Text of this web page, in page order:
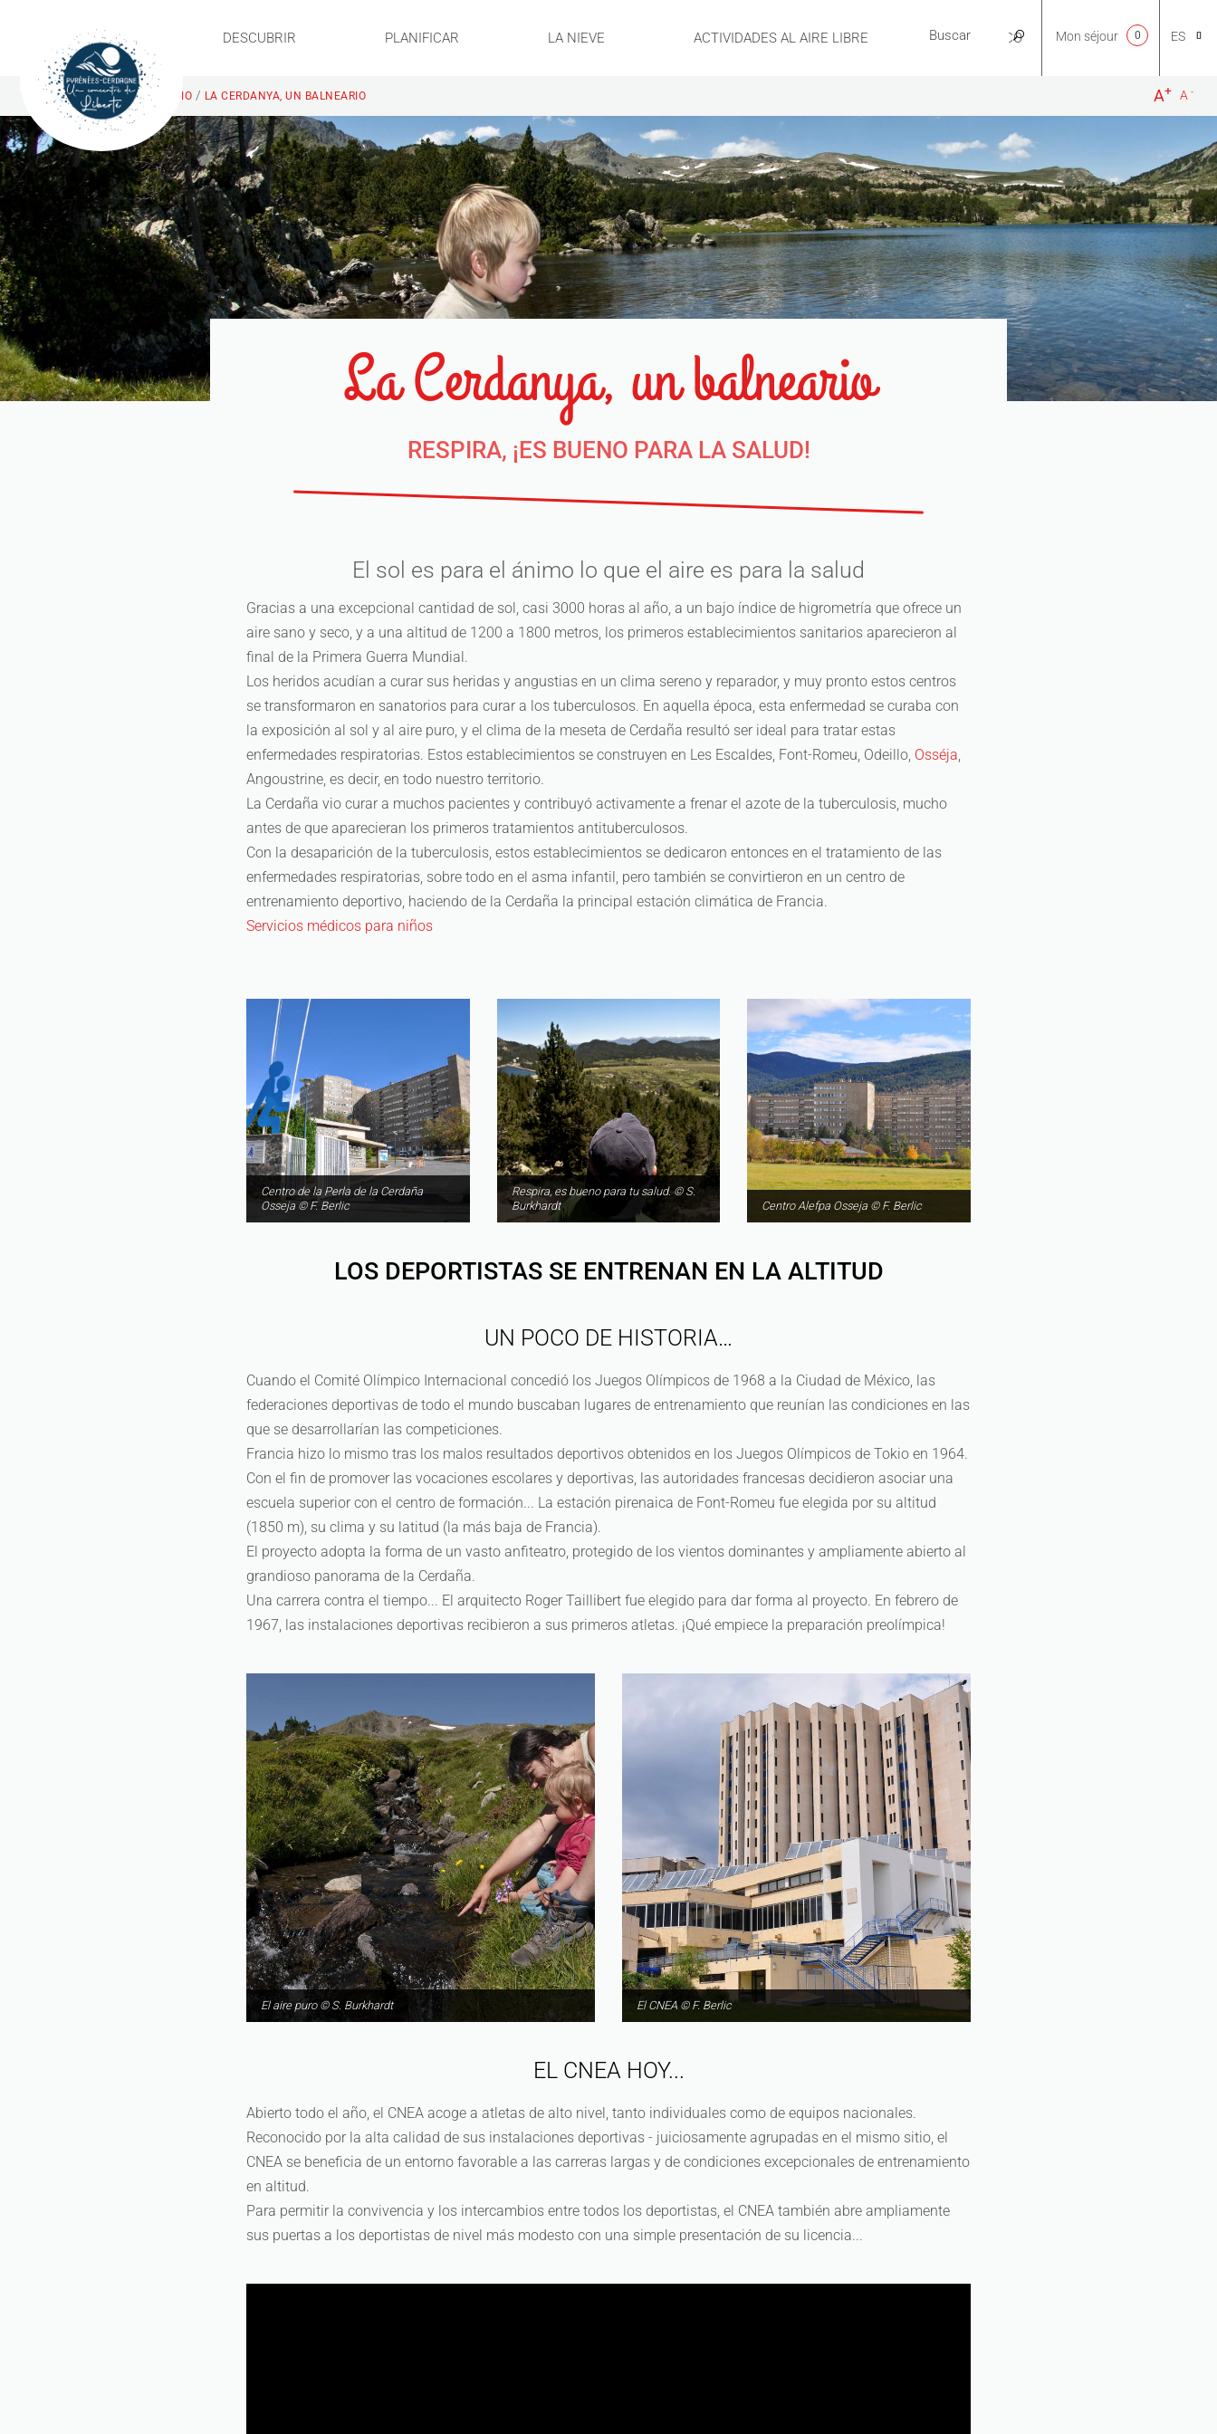
DESCUBRIR PLANIFICAR LA NIEVE ACTIVIDADES AL AIRE LIBRE PRÁCTICO
NL
EN
FR
ES
Mon séjour 0
-
A
+
A
INICIO / LA CERDANYA, UN BALNEARIO
La Cerdanya, un balneario
RESPIRA, ¡ES BUENO PARA LA SALUD!
El sol es para el ánimo lo que el aire es para la salud
Gracias a una excepcional cantidad de sol, casi 3000 horas al año, a un bajo índice de higrometría que ofrece un
aire sano y seco, y a una altitud de 1200 a 1800 metros, los primeros establecimientos sanitarios aparecieron al
final de la Primera Guerra Mundial.
Los heridos acudían a curar sus heridas y angustias en un clima sereno y reparador, y muy pronto estos centros
se transformaron en sanatorios para curar a los tuberculosos. En aquella época, esta enfermedad se curaba con
la exposición al sol y al aire puro, y el clima de la meseta de Cerdaña resultó ser ideal para tratar estas
enfermedades respiratorias. Estos establecimientos se construyen en Les Escaldes, Font-Romeu, Odeillo, Osséja,
Angoustrine, es decir, en todo nuestro territorio.
La Cerdaña vio curar a muchos pacientes y contribuyó activamente a frenar el azote de la tuberculosis, mucho
antes de que aparecieran los primeros tratamientos antituberculosos.
Con la desaparición de la tuberculosis, estos establecimientos se dedicaron entonces en el tratamiento de las
enfermedades respiratorias, sobre todo en el asma infantil, pero también se convirtieron en un centro de
entrenamiento deportivo, haciendo de la Cerdaña la principal estación climática de Francia.
Servicios médicos para niños
Centro de la Perla de la Cerdaña
Osseja © F. Berlic
Respira, es bueno para tu salud. © S.
Burkhardt
Centro Alefpa Osseja © F. Berlic
LOS DEPORTISTAS SE ENTRENAN EN LA ALTITUD
UN POCO DE HISTORIA…
Cuando el Comité Olímpico Internacional concedió los Juegos Olímpicos de 1968 a la Ciudad de México, las
federaciones deportivas de todo el mundo buscaban lugares de entrenamiento que reunían las condiciones en las
que se desarrollarían las competiciones.
Francia hizo lo mismo tras los malos resultados deportivos obtenidos en los Juegos Olímpicos de Tokio en 1964.
Con el fin de promover las vocaciones escolares y deportivas, las autoridades francesas decidieron asociar una
escuela superior con el centro de formación... La estación pirenaica de Font-Romeu fue elegida por su altitud
(1850 m), su clima y su latitud (la más baja de Francia).
El proyecto adopta la forma de un vasto anfiteatro, protegido de los vientos dominantes y ampliamente abierto al
grandioso panorama de la Cerdaña.
Una carrera contra el tiempo... El arquitecto Roger Taillibert fue elegido para dar forma al proyecto. En febrero de
1967, las instalaciones deportivas recibieron a sus primeros atletas. ¡Qué empiece la preparación preolímpica!
El aire puro © S. Burkhardt El CNEA © F. Berlic
EL CNEA HOY...
Abierto todo el año, el CNEA acoge a atletas de alto nivel, tanto individuales como de equipos nacionales.
Reconocido por la alta calidad de sus instalaciones deportivas - juiciosamente agrupadas en el mismo sitio, el
CNEA se beneficia de un entorno favorable a las carreras largas y de condiciones excepcionales de entrenamiento
en altitud.
Para permitir la convivencia y los intercambios entre todos los deportistas, el CNEA también abre ampliamente
sus puertas a los deportistas de nivel más modesto con una simple presentación de su licencia...